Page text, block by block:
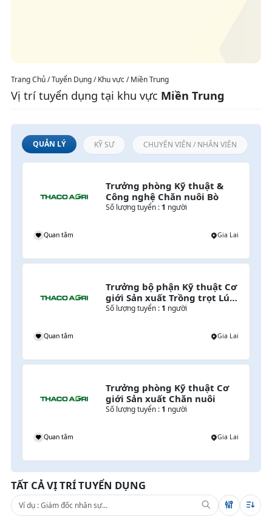
Trang Chủ / Tuyển Dụng / Khu vực / Miền Trung
Vị trí tuyển dụng tại khu vực Miền Trung
QUẢN LÝ KỸ SƯ CHUYÊN VIÊN / NHÂN VIÊN
Trưởng phòng Kỹ thuật &
Công nghệ Chăn nuôi Bò
Số lượng tuyển : 1 người
Quan tâm Gia Lai
Trưởng bộ phận Kỹ thuật Cơ
giới Sản xuất Trồng trọt Lúa
& Cây lương thực
Số lượng tuyển : 1 người
Quan tâm Gia Lai
Trưởng phòng Kỹ thuật Cơ
giới Sản xuất Chăn nuôi
Số lượng tuyển : 1 người
Quan tâm Gia Lai
TẤT CẢ VỊ TRÍ TUYỂN DỤNG